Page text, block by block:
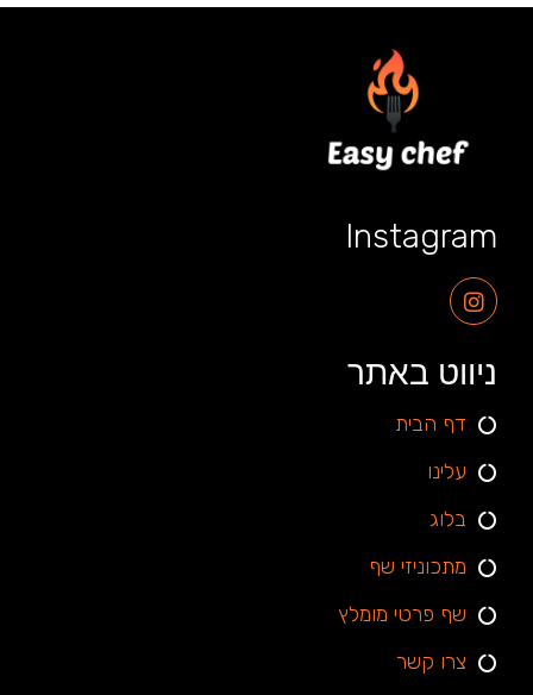
Instagram
ניווט באתר
דף הבית
עלינו
בלוג
מתכוניזי שף
שף פרטי מומלץ
צרו קשר